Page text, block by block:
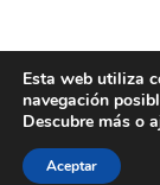
Esta web utiliza
navegación
Descubre más o
Aceptar